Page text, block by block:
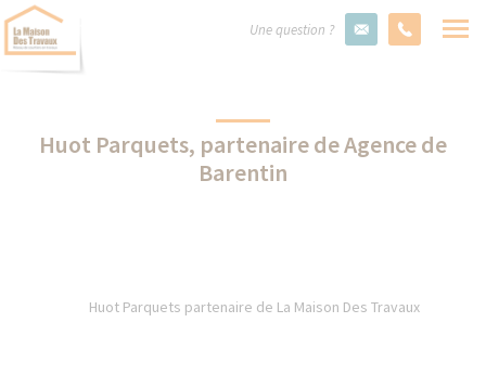
Une question ?
Huot Parquets, partenaire de Agence de
Barentin
Huot Parquets partenaire de La Maison Des Travaux